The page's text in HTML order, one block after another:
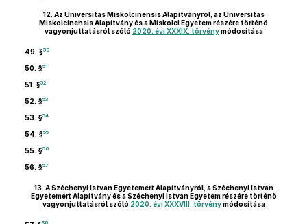
12. Az Universitas Miskolcinensis Alapítványról, az Universitas
Miskolcinensis Alapítvány és a Miskolci Egyetem részére történő
vagyonjuttatásról szóló 2020. évi XXXIX. törvénymódosítása
49. §50
50. §51
51. §52
52. §53
53. §54
54. §55
55. §56
56. §57
13. A Széchenyi István Egyetemért Alapítványról, a Széchenyi István
Egyetemért Alapítvány és a Széchenyi István Egyetem részére történő
vagyonjuttatásról szóló 2020. évi XXXVIII. törvénymódosítása
58